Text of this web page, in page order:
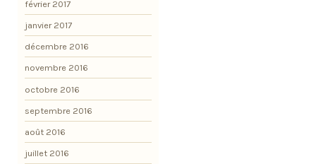
février 2017
janvier 2017
décembre 2016
novembre 2016
octobre 2016
septembre 2016
août 2016
juillet 2016